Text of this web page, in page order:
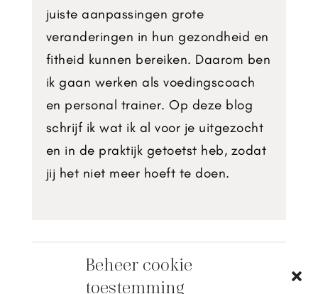
Beheer cookie
toestemming
juiste aanpassingen grote
veranderingen in hun gezondheid en
fitheid kunnen bereiken. Daarom ben
ik gaan werken als voedingscoach
en personal trainer. Op deze blog
schrijf ik wat ik al voor je uitgezocht
en in de praktijk getoetst heb, zodat
jij het niet meer hoeft te doen.
Coaching